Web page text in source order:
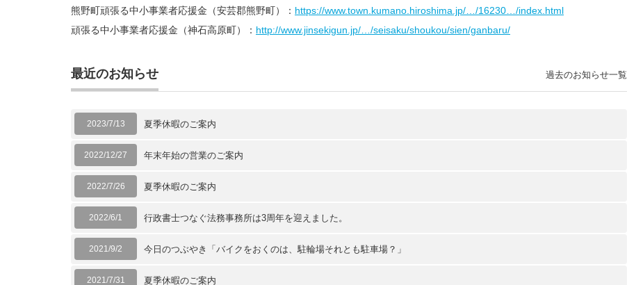
熊野町頑張る中小事業者応援金（安芸郡熊野町）： https://www.town.kumano.hiroshima.jp/…/16230…/index.html
頑張る中小事業者応援金（神石高原町）： http://www.jinsekigun.jp/…/seisaku/shoukou/sien/ganbaru/
最近のお知らせ
2023/7/13 夏季休暇のご案内
2022/12/27 年末年始の営業のご案内
2022/7/26 夏季休暇のご案内
2022/6/1 行政書士つなぐ法務事務所は3周年を迎えました。
2021/9/2 今日のつぶやき「バイクをおくのは、駐輪場それとも駐車場？」
2021/7/31 夏季休暇のご案内
過去のお知らせ一覧